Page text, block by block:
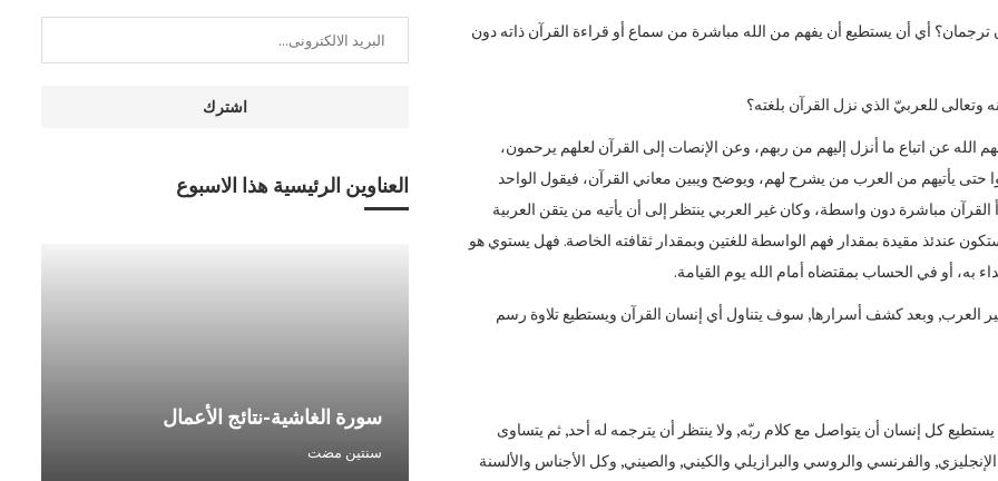
أي أن يستطيع أن يفهم من الله مباشرة من سماع أو قراءة القرآن ذاته دون
للعربيّ الذي نزل القرآن بلغته؟
الله عن اتباع ما أنزل إليهم من ربهم، وعن الإنصات إلى القرآن لعلهم يرحمون،
حتى يأتيهم من العرب من يشرح لهم، ويوضح ويبين معاني القرآن، فيقول الواحد
القرآن مباشرة دون واسطة، وكان غير العربي ينتظر إلى أن يأتيه من يتقن العربية
عندئذ مقيدة بمقدار فهم الواسطة للغتين وبمقدار ثقافته الخاصة. فهل يستوي هو
به، أو في الحساب بمقتضاه أمام الله يوم القيامة.
العرب, وبعد كشف أسرارها, سوف يتناول أي إنسان القرآن ويستطيع تلاوة رسم
كل إنسان أن يتواصل مع كلام ربّه, ولا ينتظر أن يترجمه له أحد, ثم يتساوى
والفرنسي والروسي والبرازيلي والكيني, والصيني, وكل الأجناس والألسنة
العناوين الرئيسية هذا الاسبوع
سنتين مضت
سورة الغاشية-نتائج الأعمال
سنتين مضت